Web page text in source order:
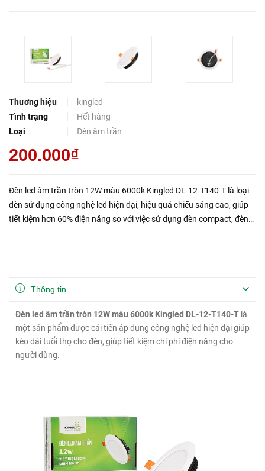
Thương hiệu
kingled
Tình trạng
Hết hàng
Loại
Đèn âm trần
200.000₫
Đèn led âm trần tròn 12W màu 6000k Kingled DL-12-T140-T là loại
đèn sử dụng công nghệ led hiện đại, hiệu quả chiếu sáng cao, giúp
tiết kiệm hơn 60% điện năng so với việc sử dụng đèn compact, đèn
Thông tin
Đèn led âm trần tròn 12W màu 6000k Kingled DL-12-T140-T là
một sản phẩm được cải tiến áp dụng công nghệ led hiện đại giúp
kéo dài tuổi thọ cho đèn, giúp tiết kiệm chi phí điện năng cho
người dùng.